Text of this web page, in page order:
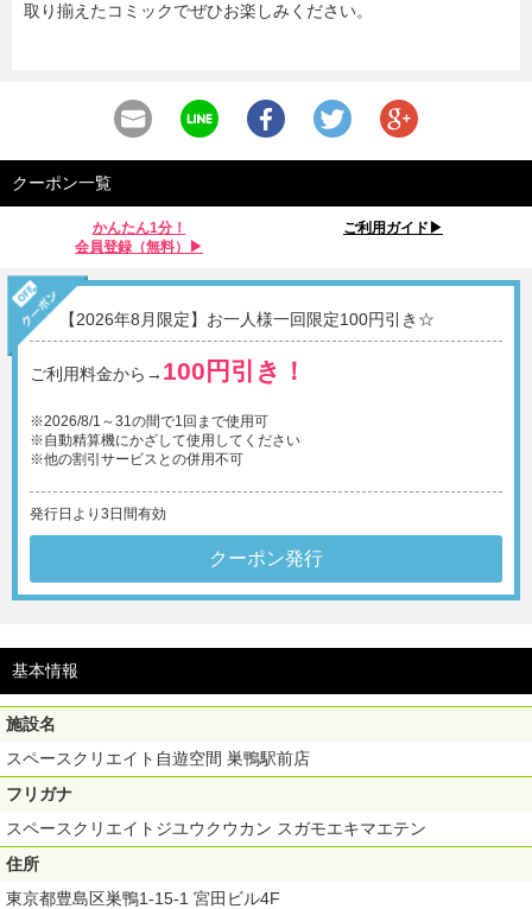
取り揃えたコミックでぜひお楽しみください。
クーポン一覧
かんたん1分！
会員登録（無料）▶︎
ご利用ガイド▶︎
【2026年8月限定】お一人様一回限定100円引き☆
ご利用料金から→ 100円引き！
※2026/8/1～31の間で1回まで使用可
※自動精算機にかざして使用してください
※他の割引サービスとの併用不可
発行日より3日間有効
クーポン発行
基本情報
施設名
スペースクリエイト自遊空間 巣鴨駅前店
フリガナ
スペースクリエイトジユウクウカン スガモエキマエテン
住所
東京都豊島区巣鴨1-15-1 宮田ビル4F